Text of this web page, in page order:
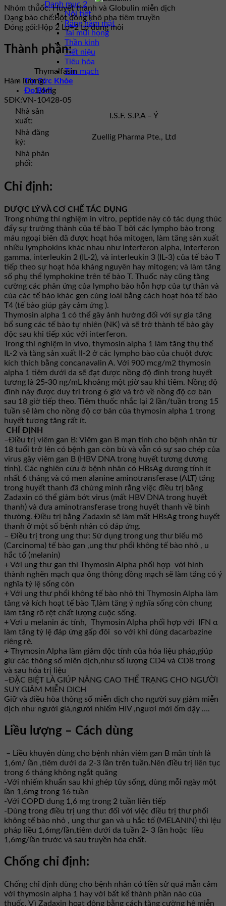
Danh mục 2
Nội tiết
Răng hàm mặt
Tai mũi họng
Thần kinh
Tiết niệu
Tiêu hóa
Tim mạch
Tin Sức Khỏe
Đo BMI
Nhóm thuốc:Huyết thanh và Globulin miễn dịch
Dạng bào chế: Bột đông khô pha tiêm truyền
Đóng gói: Hộp 2 Lọ+2 Lọ dung môi
Thành phần:
Thymalfasin
Hàm lượng:
1,6mg
SĐK:VN-10428-05
Nhà sản
xuất:
I.S.F. S.P.A – Ý
Nhà đăng
ký:
Zuellig Pharma Pte., Ltd
Nhà phân
phối:
Chỉ định:
DƯỢC LÝ VÀ CƠ CHẾ TÁC DỤNG
Trong những thí nghiệm in vitro, peptide này có tác dụng thúc
đẩy sự trưởng thành của tế bào T bởi các lympho bào trong
máu ngoại biên đã được hoạt hóa mitogen, làm tăng sản xuất
nhiều lymphokins khác nhau như interferon alpha, interferon
gamma, interleukin 2 (IL-2), và interleukin 3 (IL-3) của tế bào T
tiếp theo sự hoạt hóa kháng nguyên hay mitogen; và làm tăng
số phụ thể lymphokine trên tế bào T. Thuốc này cũng tăng
cường các phản ứng của lympho bào hỗn hợp của tự thân và
của các tế bào khác gen cùng loài bằng cách hoạt hóa tế bào
T4 (tế bào giúp gây cảm ứng ).
Thymosin alpha 1 có thể gây ảnh hưởng đối với sự gia tăng
bổ sung các tế bào tự nhiên (NK) và sẽ trở thành tế bào gây
độc sau khi tiếp xúc với interferon.
Trong thí nghiệm in vivo, thymosin alpha 1 làm tăng thụ thể
IL-2 và tăng sản xuất Il-2 ở các lympho bào của chuột được
kích thích bằng concanavalin A. Với 900 mcg/m2 thymosin
alpha 1 tiêm dưới da sẽ đạt được nồng độ đỉnh trong huyết
tương là 25-30 ng/mL khoảng một giờ sau khi tiêm. Nồng độ
đỉnh này được duy trì trong 6 giờ và trở về nồng độ cơ bản
sau 18 giờ tiếp theo. Tiêm thuốc nhắc lại 2 lần/tuần trong 15
tuần sẽ làm cho nồng độ cơ bản của thymosin alpha 1 trong
huyết tương tăng rất ít.
CHỈ ĐỊNH
–Điều trị viêm gan B: Viêm gan B mạn tính cho bệnh nhân từ
18 tuổi trở lên có bệnh gan còn bù và vẫn có sự sao chép của
virus gây viêm gan B (HBV DNA trong huyết tương dương
tính). Các nghiên cứu ở bệnh nhân có HBsAg dương tính ít
nhất 6 tháng và có men alanine aminotransferase (ALT) tăng
trong huyết thanh đã chứng minh rằng việc điều trị bằng
Zadaxin có thể giảm bớt virus (mất HBV DNA trong huyết
thanh) và đưa aminotransferase trong huyết thanh về bình
thường. Điều trị bằng Zadaxin sẽ làm mất HBsAg trong huyết
thanh ở một số bệnh nhân có đáp ứng.
– Điều trị trong ung thư: Sử dụng trong ung thư biểu mô
(Carcinoma) tế bào gan ,ung thư phổi không tế bào nhỏ , u
hắc tố (melanin)
+ Với ung thư gan thì Thymosin Alpha phối hợp với hình
thành nghẽn mạch qua ông thông đồng mạch sẽ làm tăng có ý
nghĩa tỷ lệ sống còn
+ Với ung thư phổi không tế bào nhỏ thì Thymosin Alpha làm
tăng và kích hoạt tế bào T,làm tăng ý nghĩa sống còn chung
làm tăng rõ rệt chất lượng cuộc sống.
+ Vơi u melanin ác tính, Thymosin Alpha phối hợp với IFN α
làm tăng tỷ lệ đáp ứng gấp đôi so với khi dùng dacarbazine
riêng rẽ.
+ Thymosin Alpha làm giảm độc tính của hóa liệu pháp,giúp
giữ các thông số miễn dịch,như số lượng CD4 và CD8 trong
và sau hóa trị liệu
–ĐẶC BIỆT LÀ GIÚP NÂNG CAO THỂ TRẠNG CHO NGƯỜI
SUY GIẢM MIỄN DICH
Giữ và điều hòa thông số miễn dịch cho người suy giảm miễn
dịch như người già,người nhiếm HIV ,ngươi mới ốm dậy ….
Liều lượng – Cách dùng
– Liều khuyên dùng cho bệnh nhân viêm gan B mãn tính là
1,6m/ lần ,tiêm dưới da 2-3 lần trên tuần.Nên điều trị liên tục
trong 6 tháng không ngắt quãng
-Với nhiếm khuẩn sau khi ghép tủy sống, dùng mỗi ngày một
lần 1,6mg trong 16 tuần
-Với COPD dung 1,6 mg trong 2 tuần liên tiếp
-Dùng trong điều trị ung thư: đối với việc điều trị thư phổi
không tế bào nhỏ , ung thư gan và u hắc tố (MELANIN) thì lệu
pháp liều 1,6mg/lần,tiêm dưới da tuần 2- 3 lần hoặc liều
1,6mg/lần trước và sau truyền hóa chất.
Chống chỉ định:
Chống chỉ định dùng cho bệnh nhân có tiền sử quá mẫn cảm
với thymosin alpha 1 hay với bất kể thành phần nào của
thuốc. Vì Zadaxin hoạt động bằng cách tăng cường hệ miễn